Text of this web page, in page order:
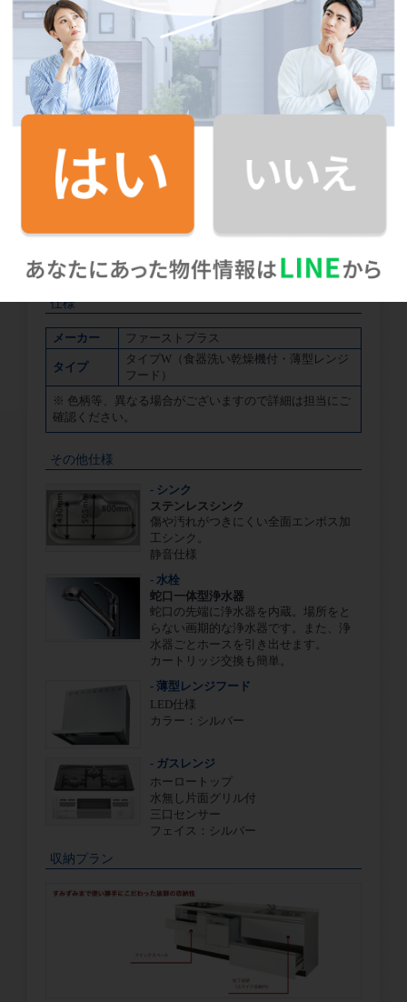
タイプW（食器洗い乾燥機付・薄型レンジフー
ド）
使いやすさを優先したスライド収納タイプ。
仕様
メーカー ファーストプラス
タイプ
タイプW（食器洗い乾燥機付・薄型レンジ
フード）
※ 色柄等、異なる場合がございますので詳細は担当にご
確認ください。
その他仕様
- シンク
ステンレスシンク
傷や汚れがつきにくい全面エンボス加
工シンク。
静音仕様
- 水栓
蛇口一体型浄水器
蛇口の先端に浄水器を内蔵。場所をと
らない画期的な浄水器です。また、浄
水器ごとホースを引き出せます。
カートリッジ交換も簡単。
- 薄型レンジフード
LED仕様
カラー：シルバー
- ガスレンジ
ホーロートップ
水無し片面グリル付
三口センサー
フェイス：シルバー
収納プラン